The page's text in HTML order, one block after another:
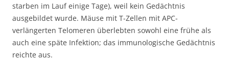
starben im Lauf einige Tage), weil kein Gedächtnis
ausgebildet wurde. Mäuse mit T-Zellen mit APC-
verlängerten Telomeren überlebten sowohl eine frühe als
auch eine späte Infektion; das immunologische Gedächtnis
reichte aus.